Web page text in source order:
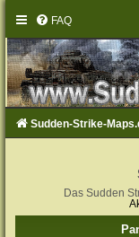
FAQ
Sudden-Strike-
Das Sudden